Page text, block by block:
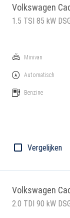
Volkswagen
1.5 TSI 85 kW
Minivan
Automatisch
Benzine
Vergelijken
Volkswagen
2.0 TDI 90 kW